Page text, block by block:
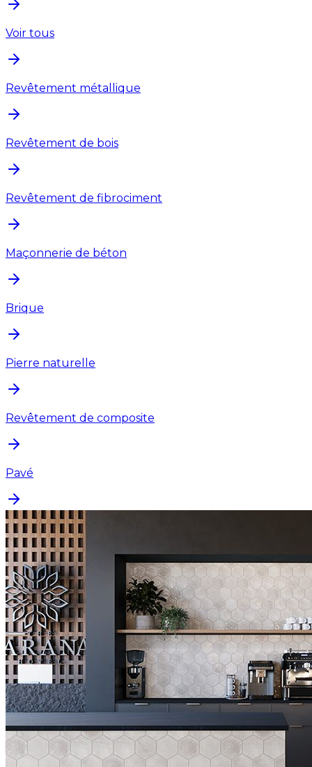
Voir tous
Revêtement métallique
Revêtement de bois
Revêtement de fibrociment
Maçonnerie de béton
Brique
Pierre naturelle
Revêtement de composite
Pavé